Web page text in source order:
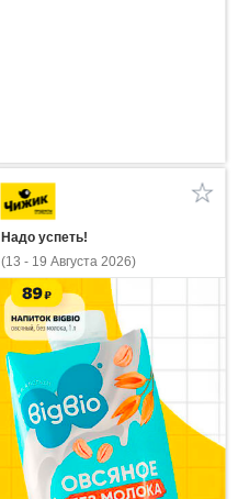
Надо успеть!
(13 - 19 Августа 2026)